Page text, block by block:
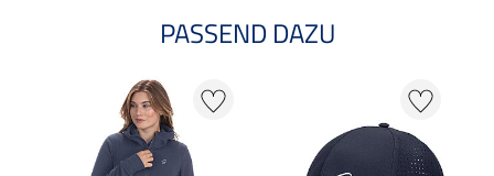
PASSEND DAZU